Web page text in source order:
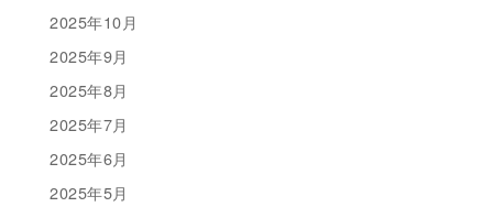
2025年10月
2025年9月
2025年8月
2025年7月
2025年6月
2025年5月